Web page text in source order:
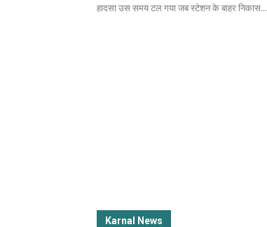
हादसा उस समय टल गया जब स्टेशन के बाहर निकास...
Karnal News